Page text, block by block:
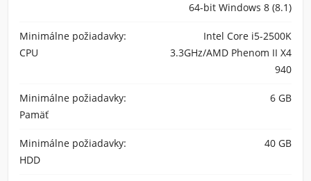
64-bit Windows 8 (8.1)
Minimálne požiadavky:
CPU
Intel Core i5-2500K
3.3GHz/AMD Phenom II X4
940
Minimálne požiadavky:
Pamäť
6 GB
Minimálne požiadavky:
HDD
40 GB